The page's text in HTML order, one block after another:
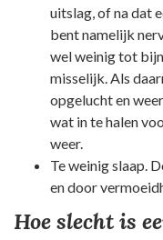
uitslag, of na dat
bent namelijk
wel weinig tot
misselijk. Als
opgelucht en
wat in te halen
weer.
Te weinig slaap.
en door
Hoe slecht is